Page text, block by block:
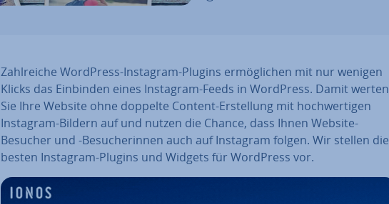
Zahl­rei­che WordPress-Instagram-Plugins er­mög­li­chen mit nur wenigen
Klicks das Einbinden eines Instagram-Feeds in WordPress. Damit werten
Sie Ihre Website ohne doppelte Content-Er­stel­lung mit hoch­wer­ti­gen
Instagram-Bildern auf und nutzen die Chance, dass Ihnen Website-
Besucher und -Be­su­che­rin­nen auch auf Instagram folgen. Wir stellen die
besten Instagram-Plugins und Widgets für WordPress vor.